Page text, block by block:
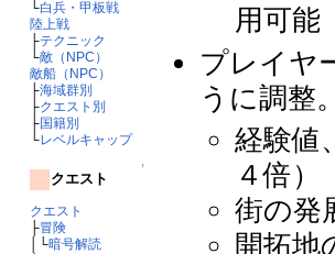
└白兵・甲板戦
陸上戦
├テクニック
└敵（NPC）
敵船（NPC）
├海域群別
├クエスト別
├国籍別
└レベルキャップ
↑
クエスト
クエスト
├冒険
│└暗号解読
用可能
プレイヤ
うに調整。
経験値
４倍）
街の発
開拓地